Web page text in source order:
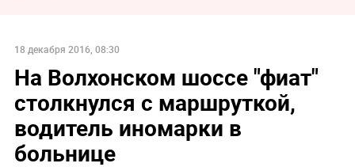
18 декабря 2016, 08:30
На Волхонском шоссе "фиат"
столкнулся с маршруткой,
водитель иномарки в
больнице